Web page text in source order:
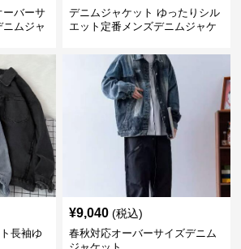
ーバーサ
ムジャ
デニムジャケット ゆったりシル
エット定番メンズデニムジャケ
長袖ゆ
¥9,040 (税込)
春秋対応オーバーサイズデニム